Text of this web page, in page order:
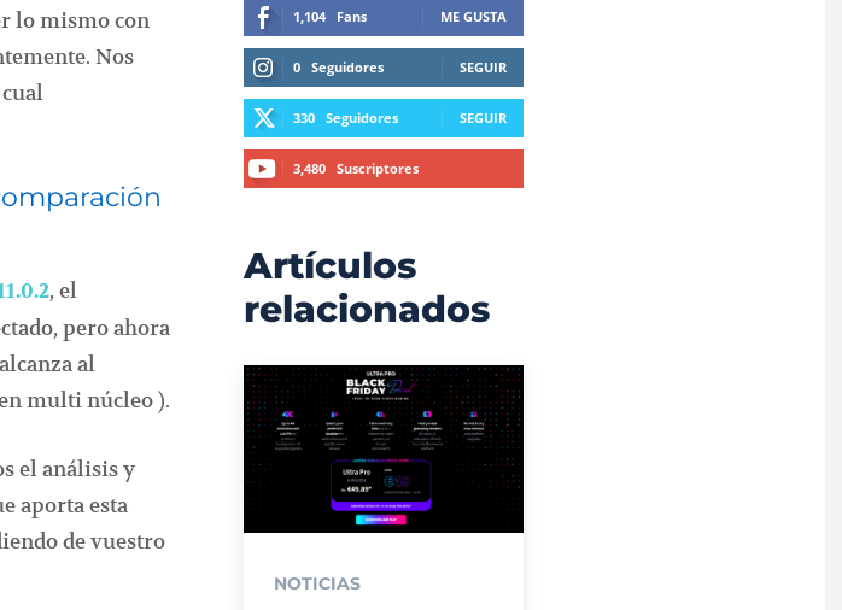
lo mismo con
Nos
, el
pero ahora
al
multi núcleo ).
el análisis y
aporta esta
de vuestro
1,104 Fans ME GUSTA
0 Seguidores SEGUIR
330 Seguidores SEGUIR
3,480 Suscriptores
Artículos
relacionados
NOTICIAS